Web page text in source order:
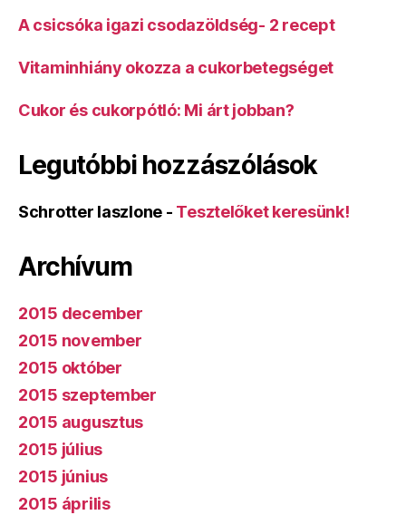
A csicsóka igazi csodazöldség- 2 recept
Vitaminhiány okozza a cukorbetegséget
Cukor és cukorpótló: Mi árt jobban?
Legutóbbi hozzászólások
Schrotter laszlone - Tesztelőket keresünk!
Archívum
2015 december
2015 november
2015 október
2015 szeptember
2015 augusztus
2015 július
2015 június
2015 április